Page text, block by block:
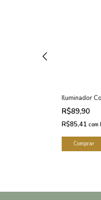
Iluminador
R$89,90
R$85,41 com